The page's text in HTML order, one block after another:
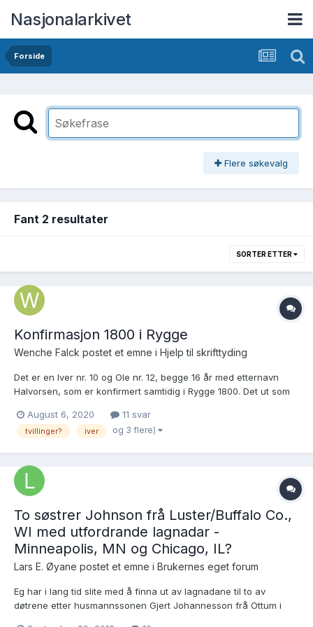
Nasjonalarkivet
Forside
Flere søkevalg
Fant 2 resultater
SORTER ETTER
Konfirmasjon 1800 i Rygge
Wenche Falck postet et emne i Hjelp til skrifttyding
Det er en Iver nr. 10 og Ole nr. 12, begge 16 år med etternavn
Halvorsen, som er konfirmert samtidig i Rygge 1800. Det ut som
konfirmanter er notert noe mer under de opplysningene. Til
venstre side 278, nr. 10 og 12. Kunne jeg få hjel...
August 6, 2020 11 svar
tvillinger? iver og 3 flere)
To søstrer Johnson frå Luster/Buffalo Co.,
WI med utfordrande lagnadar -
Minneapolis, MN og Chicago, IL?
Lars E. Øyane postet et emne i Brukernes eget forum
Eg har i lang tid slite med å finna ut av lagnadane til to av
døtrene etter husmannssonen Gjert Johannesson frå Ottum i